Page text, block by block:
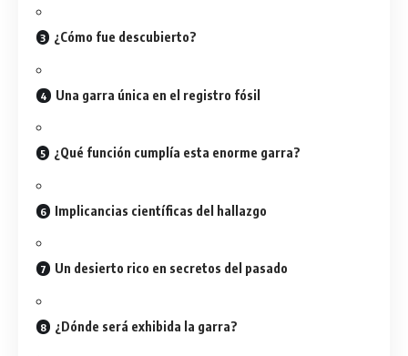
¿Cómo fue descubierto?
Una garra única en el registro fósil
¿Qué función cumplía esta enorme garra?
Implicancias científicas del hallazgo
Un desierto rico en secretos del pasado
¿Dónde será exhibida la garra?